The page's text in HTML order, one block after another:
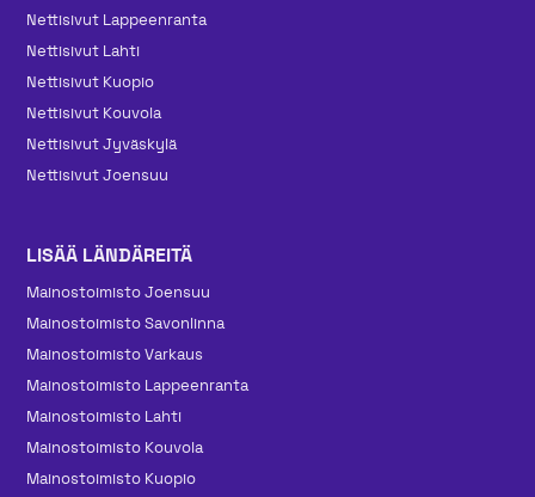
Nettisivut Lappeenranta
Nettisivut Lahti
Nettisivut Kuopio
Nettisivut Kouvola
Nettisivut Jyväskylä
Nettisivut Joensuu
LISÄÄ LÄNDÄREITÄ
Mainos­toimisto Joensuu
Mainos­toimisto Savonlinna
Mainos­toimisto Varkaus
Mainos­toimisto Lappeenranta
Mainos­toimisto Lahti
Mainos­toimisto Kouvola
Mainos­toimisto Kuopio